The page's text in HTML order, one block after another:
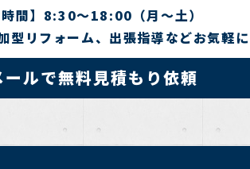
時間】8:30～18:00（月～土）
型リフォーム、出張指導などお気軽
ールで無料見積もり依頼